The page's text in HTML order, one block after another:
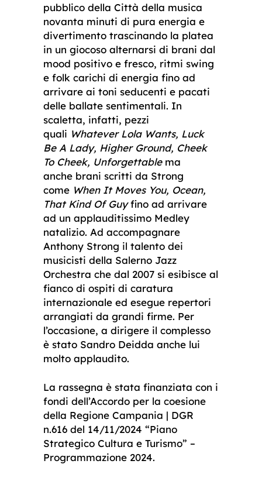
pubblico della Città della musica
novanta minuti di pura energia e
divertimento trascinando la platea
in un giocoso alternarsi di brani dal
mood positivo e fresco, ritmi swing
e folk carichi di energia fino ad
arrivare ai toni seducenti e pacati
delle ballate sentimentali. In
scaletta, infatti, pezzi
quali Whatever Lola Wants, Luck
Be A Lady, Higher Ground, Cheek
To Cheek, Unforgettable ma
anche brani scritti da Strong
come When It Moves You, Ocean,
That Kind Of Guyfino ad arrivare
ad un applauditissimo Medley
natalizio. Ad accompagnare
Anthony Strong il talento dei
musicisti della Salerno Jazz
Orchestra che dal 2007 si esibisce al
fianco di ospiti di caratura
internazionale ed esegue repertori
arrangiati da grandi firme. Per
l’occasione, a dirigere il complesso
è stato Sandro Deidda anche lui
molto applaudito.
La rassegna è stata finanziata con i
fondi dell’Accordo per la coesione
della Regione Campania | DGR
n.616 del 14/11/2024 “Piano
Strategico Cultura e Turismo” –
Programmazione 2024.